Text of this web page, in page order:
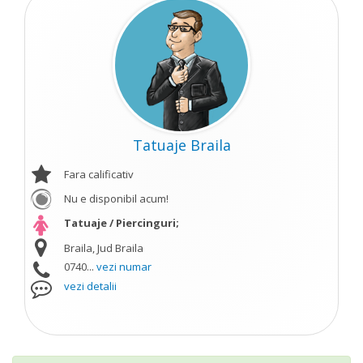
Tatuaje Braila
Fara calificativ
Nu e disponibil acum!
Tatuaje / Piercinguri;
Braila, Jud Braila
0740... vezi numar
vezi detalii